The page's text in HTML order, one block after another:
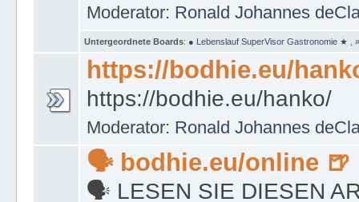
https://bodhie.eu/hanko/
Moderator:Ronald Johannes
🗣 bodhie.eu/online 🍺
🗣 LESEN SIE DIESEN
erste Blockade beim
https://bodhie.eu/simple/